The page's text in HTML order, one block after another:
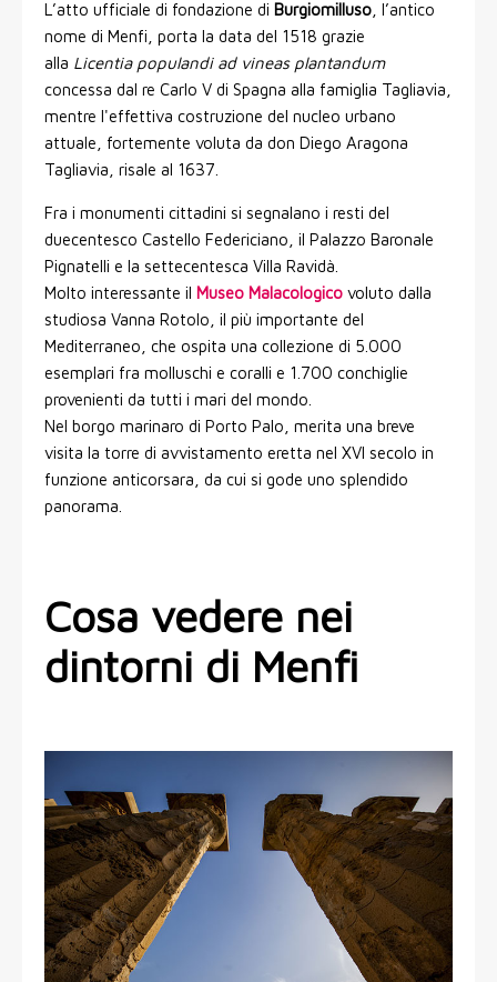
L’atto ufficiale di fondazione di Burgiomilluso, l’antico
nome di Menfi, porta la data del 1518 grazie
alla Licentia populandi ad vineas plantandum
concessa dal re Carlo V di Spagna alla famiglia Tagliavia,
mentre l'effettiva costruzione del nucleo urbano
attuale, fortemente voluta da don Diego Aragona
Tagliavia, risale al 1637.
Fra i monumenti cittadini si segnalano i resti del
duecentesco Castello Federiciano, il Palazzo Baronale
Pignatelli e la settecentesca Villa Ravidà.
Molto interessante il Museo Malacologico voluto dalla
studiosa Vanna Rotolo, il più importante del
Mediterraneo, che ospita una collezione di 5.000
esemplari fra molluschi e coralli e 1.700 conchiglie
provenienti da tutti i mari del mondo.
Nel borgo marinaro di Porto Palo, merita una breve
visita la torre di avvistamento eretta nel XVI secolo in
funzione anticorsara, da cui si gode uno splendido
panorama.
Cosa vedere nei
dintorni di Menfi